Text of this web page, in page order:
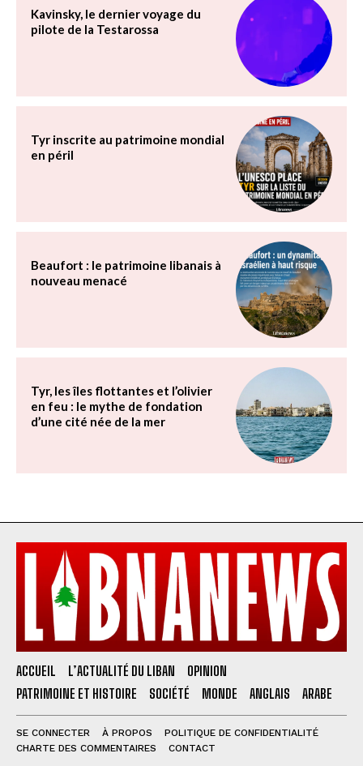
Kavinsky, le dernier voyage du
pilote de la Testarossa
Tyr inscrite au patrimoine mondial
en péril
Beaufort : le patrimoine libanais à
nouveau menacé
Tyr, les îles flottantes et l’olivier
en feu : le mythe de fondation
d’une cité née de la mer
ACCUEIL L’ACTUALITÉ DU LIBAN
OPINION
PATRIMOINE ET HISTOIRE
SOCIÉTÉ MONDE ANGLAIS ARABE
SE CONNECTER À PROPOS
POLITIQUE DE CONFIDENTIALITÉ
CHARTE DES COMMENTAIRES
CONTACT